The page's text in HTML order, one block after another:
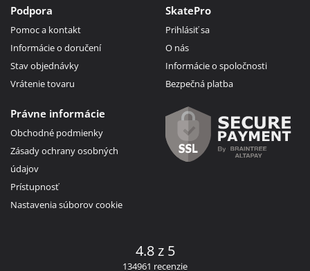
Podpora
Pomoc a kontakt
Informácie o doručení
Stav objednávky
Vrátenie tovaru
SkatePro
Prihlásiť sa
O nás
Informácie o spoločnosti
Bezpečná platba
Právne informácie
Obchodné podmienky
Zásady ochrany osobných
údajov
Prístupnosť
Nastavenia súborov cookie
4.8 z 5
134961 recenzie